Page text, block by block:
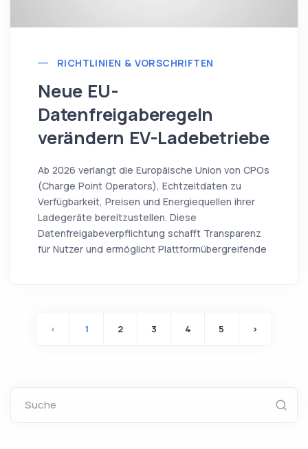
RICHTLINIEN & VORSCHRIFTEN
Neue EU-
Datenfreigaberegeln
verändern EV-Ladebetriebe
Ab 2026 verlangt die Europäische Union von CPOs
(Charge Point Operators), Echtzeitdaten zu
Verfügbarkeit, Preisen und Energiequellen ihrer
Ladegeräte bereitzustellen. Diese
Datenfreigabeverpflichtung schafft Transparenz
für Nutzer und ermöglicht Plattformübergreifende
‹ 1 2 3 4 5 ›
Suche